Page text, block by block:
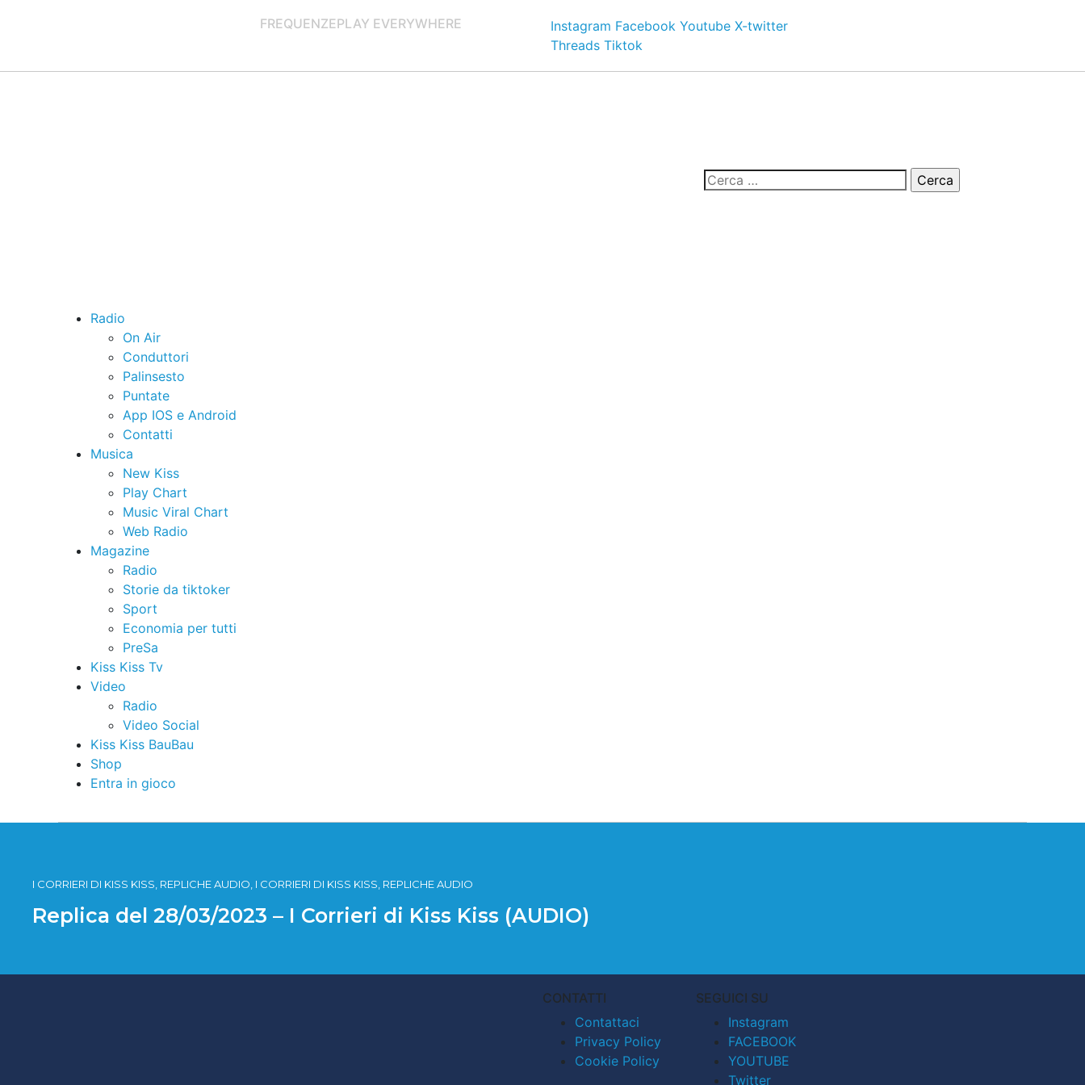
FREQUENZEPLAY EVERYWHERE Instagram Facebook Youtube X-twitter
Threads Tiktok
Radio
On Air
Conduttori
Palinsesto
Puntate
App IOS e Android
Contatti
Musica
New Kiss
Play Chart
Music Viral Chart
Web Radio
Magazine
Radio
Storie da tiktoker
Sport
Economia per tutti
PreSa
Kiss Kiss Tv
Video
Radio
Video Social
Kiss Kiss BauBau
Shop
Entra in gioco
I CORRIERI DI KISS KISS, REPLICHE AUDIO, I CORRIERI DI KISS KISS, REPLICHE AUDIO
Replica del 28/03/2023 – I Corrieri di Kiss Kiss (AUDIO)
CONTATTI
Contattaci
Privacy Policy
Cookie Policy
SEGUICI SU
Instagram
FACEBOOK
YOUTUBE
Twitter